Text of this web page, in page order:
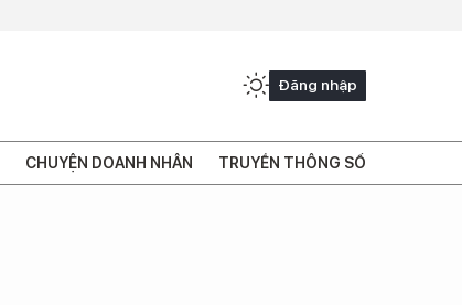
Đăng nhập
CHUYỆN DOANH NHÂN TRUYỀN THÔNG SỐ